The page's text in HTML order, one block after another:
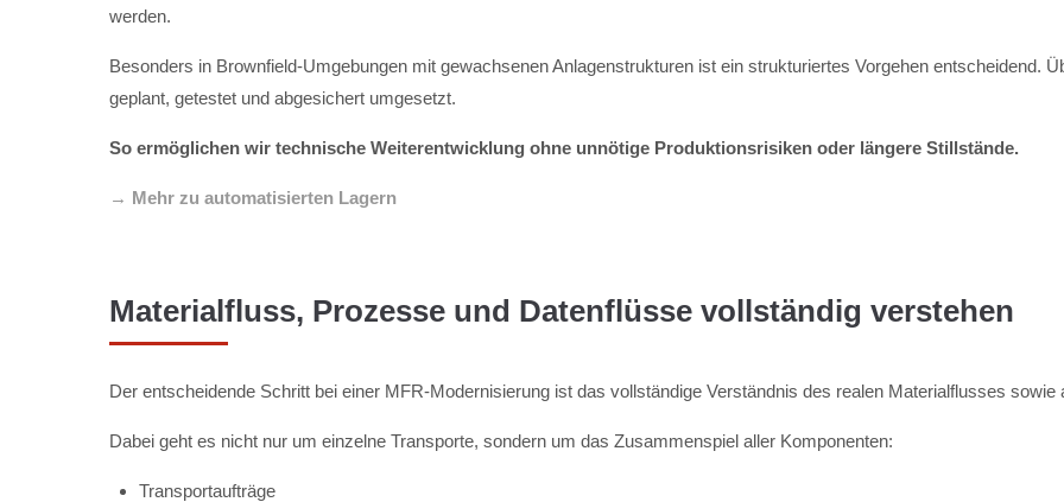
werden.
Besonders in Brownfield-Umgebungen mit gewachsenen Anlagenstrukturen ist ein strukturiertes Vorgehen entscheidend.
geplant, getestet und abgesichert umgesetzt.
So ermöglichen wir technische Weiterentwicklung ohne unnötige Produktionsrisiken oder längere Stillstände.
→ Mehr zu automatisierten Lagern
Materialfluss, Prozesse und Datenflüsse vollständig verstehen
Der entscheidende Schritt bei einer MFR-Modernisierung ist das vollständige Verständnis des realen Materialflusses
Dabei geht es nicht nur um einzelne Transporte, sondern um das Zusammenspiel aller Komponenten:
Transportaufträge